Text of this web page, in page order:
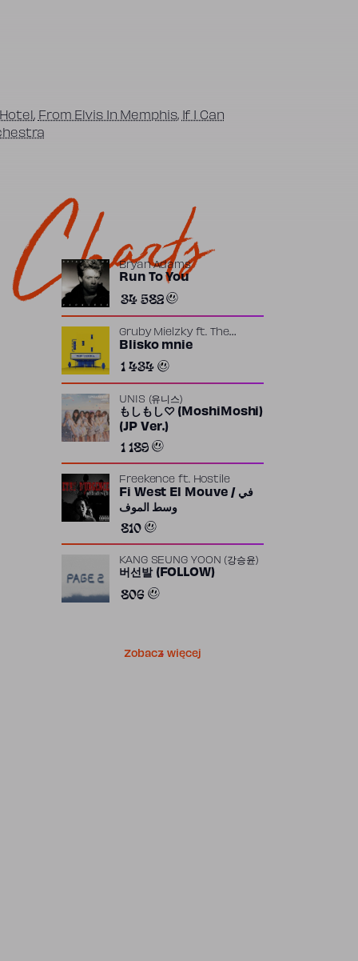
, From Elvis In Memphis, If I Can
Charts
Bryan Adams
Run To You
34 582
Gruby Mielzkyft.
The
Returners
Blisko mnie
1 434
UNIS (유니스)
もしもし♡ (MoshiMoshi)
(JP Ver.)
1 189
Freekence ft. Hostile
Fi West El Mouve / في
وسط الموف
810
KANG SEUNG YOON (강승윤)
버선발 (FOLLOW)
806
Zobacz więcej